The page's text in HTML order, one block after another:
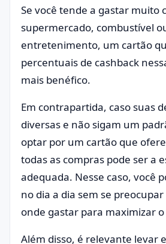
Se você tende a gastar muito
supermercado, combustível
entretenimento, um cartão
percentuais de cashback
mais benéfico.
Em contrapartida, caso suas
diversas e não sigam um
optar por um cartão que
todas as compras pode ser a
adequada. Nesse caso, você
no dia a dia sem se
onde gastar para maximizar
Além disso, é relevante levar